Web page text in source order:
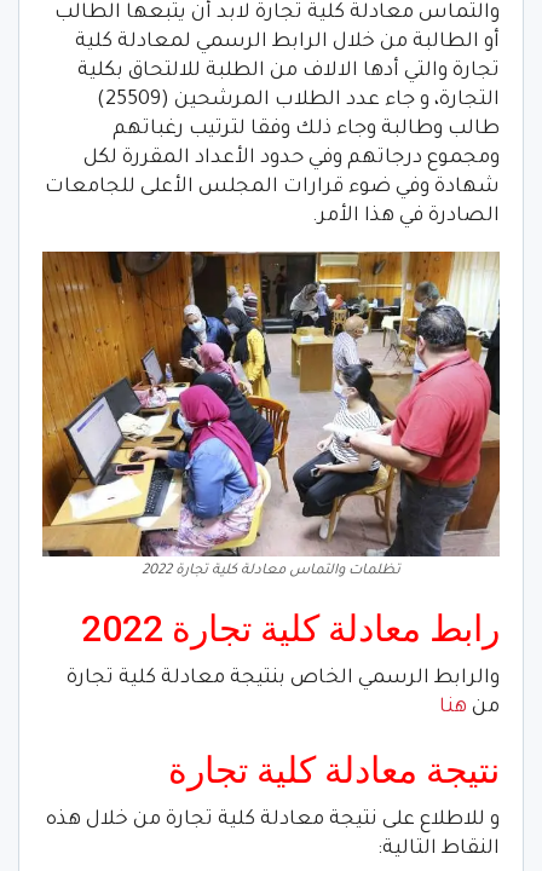
والتماس معادلة كلية تجارة لابد أن يتبعها الطالب
أو الطالبة من خلال الرابط الرسمي لمعادلة كلية
تجارة والتي أدها الالاف من الطلبة للالتحاق بكلية
التجارة، و جاء عدد الطلاب المرشحين (25509)
طالب وطالبة وجاء ذلك وفقا لترتيب رغباتهم
ومجموع درجاتهم وفي حدود الأعداد المقررة لكل
شهادة وفي ضوء قرارات المجلس الأعلى للجامعات
الصادرة في هذا الأمر.
تظلمات والتماس معادلة كلية تجارة 2022
رابط معادلة كلية تجارة 2022
والرابط الرسمي الخاص بنتيجة معادلة كلية تجارة
من هنا
نتيجة معادلة كلية تجارة
و للاطلاع على نتيجة معادلة كلية تجارة من خلال هذه
النقاط التالية: